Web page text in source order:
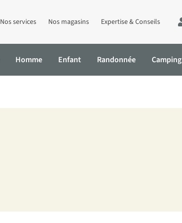
Nos services Nos magasins Expertise & Conseils
Homme Enfant Randonnée Camping